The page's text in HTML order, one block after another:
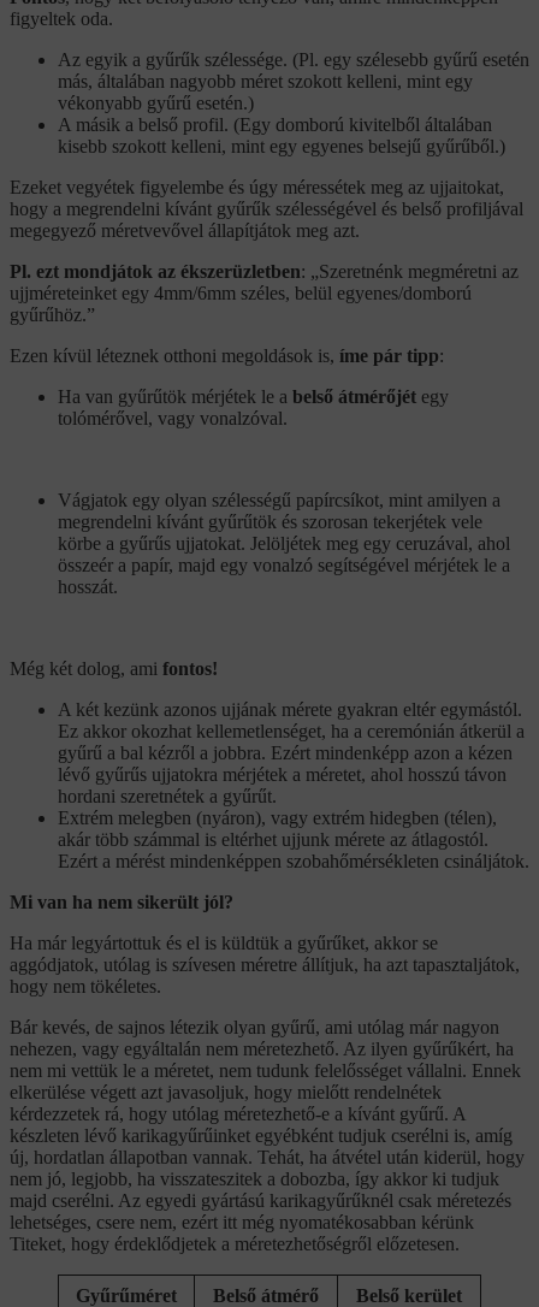
figyeltek oda.
Az egyik a gyűrűk szélessége. (Pl. egy szélesebb gyűrű esetén
más, általában nagyobb méret szokott kelleni, mint egy
vékonyabb gyűrű esetén.)
A másik a belső profil. (Egy domború kivitelből általában
kisebb szokott kelleni, mint egy egyenes belsejű gyűrűből.)
Ezeket vegyétek figyelembe és úgy méressétek meg az ujjaitokat,
hogy a megrendelni kívánt gyűrűk szélességével és belső profiljával
megegyező méretvevővel állapítjátok meg azt.
Pl. ezt mondjátok az ékszerüzletben: „Szeretnénk megméretni az
ujjméreteinket egy 4mm/6mm széles, belül egyenes/domború
gyűrűhöz.”
Ezen kívül léteznek otthoni megoldások is, íme pár tipp:
Ha van gyűrűtök mérjétek le a belső átmérőjét egy
tolómérővel, vagy vonalzóval.
Vágjatok egy olyan szélességű papírcsíkot, mint amilyen a
megrendelni kívánt gyűrűtök és szorosan tekerjétek vele
körbe a gyűrűs ujjatokat. Jelöljétek meg egy ceruzával, ahol
összeér a papír, majd egy vonalzó segítségével mérjétek le a
hosszát.
Még két dolog, ami fontos!
A két kezünk azonos ujjának mérete gyakran eltér egymástól.
Ez akkor okozhat kellemetlenséget, ha a ceremónián átkerül a
gyűrű a bal kézről a jobbra. Ezért mindenképp azon a kézen
lévő gyűrűs ujjatokra mérjétek a méretet, ahol hosszú távon
hordani szeretnétek a gyűrűt.
Extrém melegben (nyáron), vagy extrém hidegben (télen),
akár több számmal is eltérhet ujjunk mérete az átlagostól.
Ezért a mérést mindenképpen szobahőmérsékleten csináljátok.
Mi van ha nem sikerült jól?
Ha már legyártottuk és el is küldtük a gyűrűket, akkor se
aggódjatok, utólag is szívesen méretre állítjuk, ha azt tapasztaljátok,
hogy nem tökéletes.
Bár kevés, de sajnos létezik olyan gyűrű, ami utólag már nagyon
nehezen, vagy egyáltalán nem méretezhető. Az ilyen gyűrűkért, ha
nem mi vettük le a méretet, nem tudunk felelősséget vállalni. Ennek
elkerülése végett azt javasoljuk, hogy mielőtt rendelnétek
kérdezzetek rá, hogy utólag méretezhető-e a kívánt gyűrű. A
készleten lévő karikagyűrűinket egyébként tudjuk cserélni is, amíg
új, hordatlan állapotban vannak. Tehát, ha átvétel után kiderül, hogy
nem jó, legjobb, ha visszateszitek a dobozba, így akkor ki tudjuk
majd cserélni. Az egyedi gyártású karikagyűrűknél csak méretezés
lehetséges, csere nem, ezért itt még nyomatékosabban kérünk
Titeket, hogy érdeklődjetek a méretezhetőségről előzetesen.
Gyűrűméret Belső átmérő Belső kerület